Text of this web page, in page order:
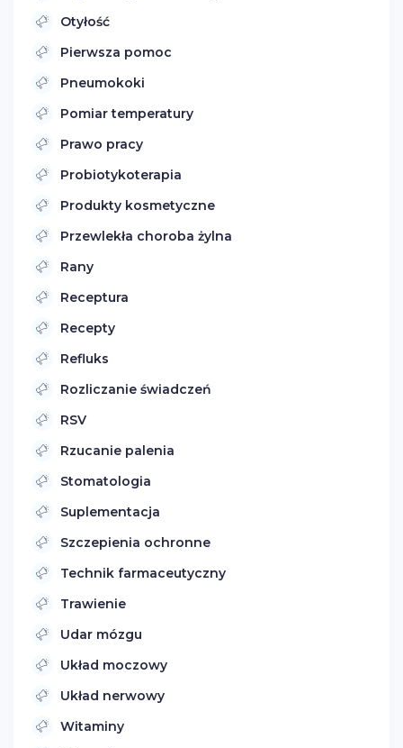
Otyłość
Pierwsza pomoc
Pneumokoki
Pomiar temperatury
Prawo pracy
Probiotykoterapia
Produkty kosmetyczne
Przewlekła choroba żylna
Rany
Receptura
Recepty
Refluks
Rozliczanie świadczeń
RSV
Rzucanie palenia
Stomatologia
Suplementacja
Szczepienia ochronne
Technik farmaceutyczny
Trawienie
Udar mózgu
Układ moczowy
Układ nerwowy
Witaminy